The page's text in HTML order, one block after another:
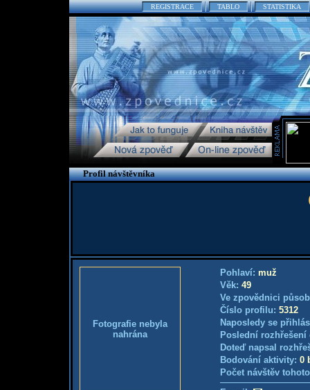
REGISTRACE TABLO STATISTIKA
Profil návštěvníka
Fotografie nebyla
nahrána
Pohlaví: muž
Věk: 49
Ve zpovědnici
Číslo profilu: 5312
Naposledy se
Poslední
Doteď napsal
Bodování aktivity: 0
Počet návštěv